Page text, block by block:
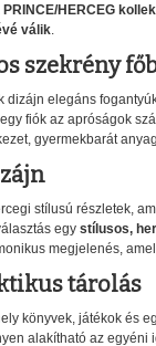
PRINCE/HERCEG
válik.
szekrény
dizájn elegáns
fiók az apróságok
gyermekbarát
stílusú részletek,
egy stílusos,
megjelenés,
tárolás
könyvek, játékok és
alakítható az egyéni